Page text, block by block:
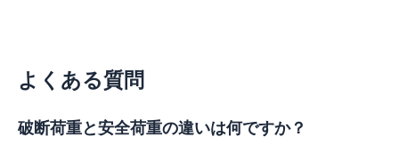
よくある質問
破断荷重と安全荷重の違いは何ですか？